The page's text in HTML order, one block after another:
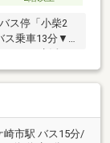
ス停「小柴2
ス乗車13分▼
・生活の
・キッチンは
する和室有、
コニー仕
環境・ベルク
徒歩3分(約
崎市駅 バス15分/